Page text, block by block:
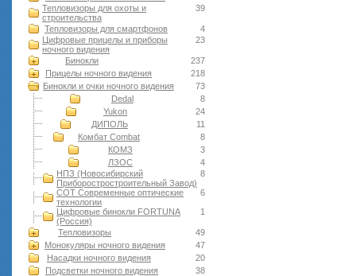
39
Тепловизоры для охоты и
строительства
4
Тепловизоры для смартфонов
23
Цифровые прицелы и приборы
ночного видения
237
Бинокли
218
Прицелы ночного видения
73
Бинокли и очки ночного видения
8
Dedal
24
Yukon
11
ДИПОЛЬ
8
Комбат Combat
3
КОМЗ
4
ЛЗОС
8
НПЗ (Новосибирский
Приборостростроительный Завод)
6
СОТ Современные оптические
технологии
1
Цифровые бинокли FORTUNA
(Россия)
49
Тепловизоры
47
Монокуляры ночного видения
20
Насадки ночного видения
38
Подсветки ночного видения